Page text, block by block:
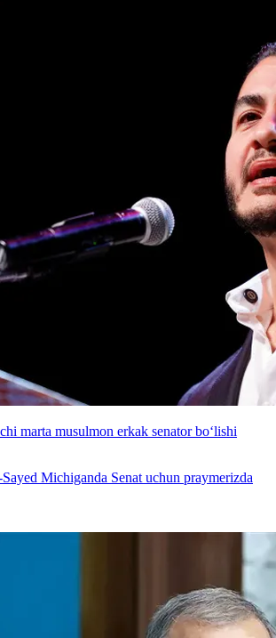
marta musulmon erkak senator bo‘lishi
Michiganda Senat uchun praymerizda